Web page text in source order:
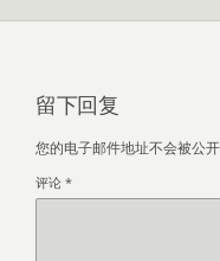
留下回复
您的电子邮件地址不会被公
评论 *